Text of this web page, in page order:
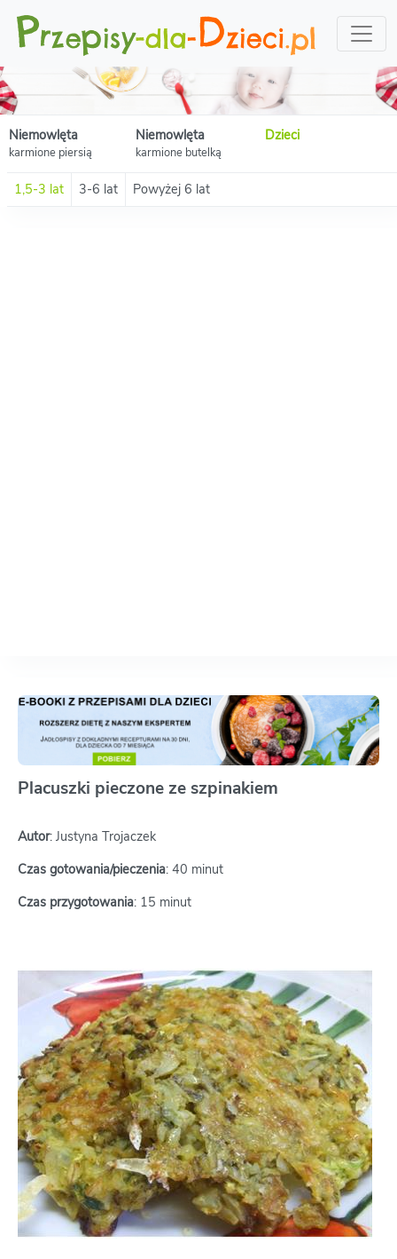
Niemowlęta
karmione piersią
Niemowlęta
karmione butelką
Dzieci
1,5-3 lat 3-6 lat Powyżej 6 lat
Placuszki pieczone ze szpinakiem
Autor: Justyna Trojaczek
Czas gotowania/pieczenia: 40 minut
Czas przygotowania: 15 minut